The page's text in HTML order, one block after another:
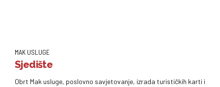
MAK USLUGE
Sjedište
Obrt Mak usluge, poslovno savjetovanje, izrada turističkih karti i